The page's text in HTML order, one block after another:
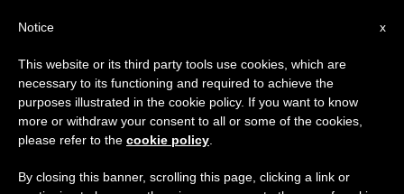
Il Cardinale Bagnasco rinnova la
consacrazione dell’Italia a Maria
x
Notice
This website or its third party tools use cookies, which are
necessary to its functioning and required to achieve the
purposes illustrated in the cookie policy. If you want to know
more or withdraw your consent to all or some of the cookies,
please refer to the cookie policy
By closing this banner, scrolling this page, clicking a link or